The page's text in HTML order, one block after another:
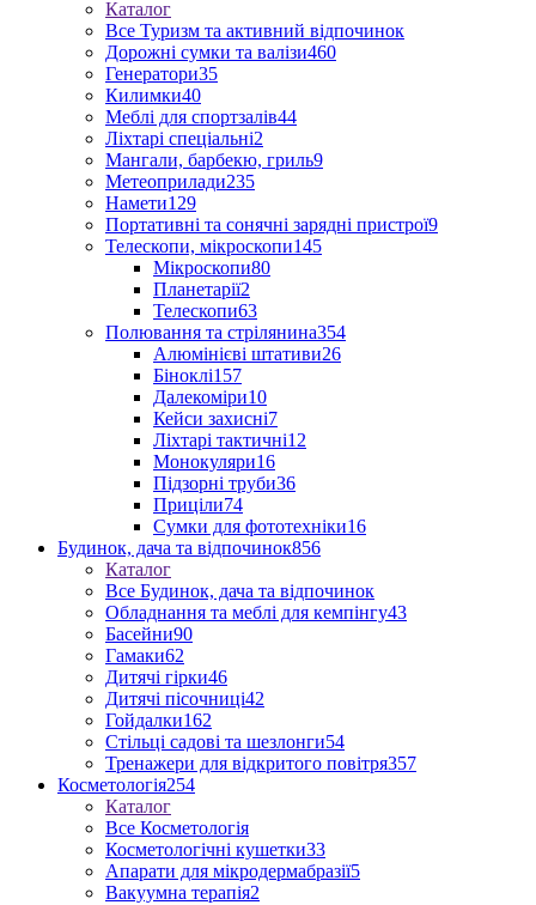
Каталог
Все Туризм та активний відпочинок
Дорожні сумки та валізи460
Генератори35
Килимки40
Меблі для спортзалів44
Ліхтарі спеціальні2
Мангали, барбекю, гриль9
Метеоприлади235
Намети129
Портативні та сонячні зарядні пристрої9
Телескопи, мікроскопи145
Мікроскопи80
Планетарії2
Телескопи63
Полювання та стрілянина354
Алюмінієві штативи26
Біноклі157
Далекоміри10
Кейси захисні7
Ліхтарі тактичні12
Монокуляри16
Підзорні труби36
Приціли74
Сумки для фототехніки16
Будинок, дача та відпочинок856
Каталог
Все Будинок, дача та відпочинок
Обладнання та меблі для кемпінгу43
Басейни90
Гамаки62
Дитячі гірки46
Дитячі пісочниці42
Гойдалки162
Стільці садові та шезлонги54
Тренажери для відкритого повітря357
Косметологія254
Каталог
Все Косметологія
Косметологічні кушетки33
Апарати для мікродермабразії5
Вакуумна терапія2